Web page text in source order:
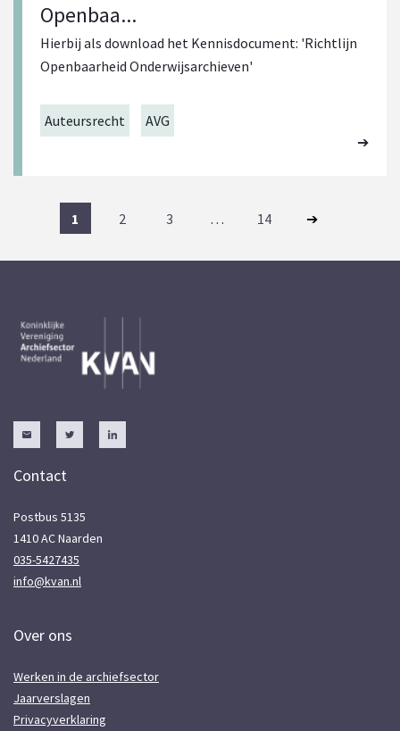
Openbaa...
Hierbij als download het Kennisdocument: 'Richtlijn
Openbaarheid Onderwijsarchieven'
Auteursrecht AVG
1 2 3 … 14
Contact
Postbus 5135
1410 AC Naarden
035-5427435
info@kvan.nl
Over ons
Werken in de archiefsector
Jaarverslagen
Privacyverklaring